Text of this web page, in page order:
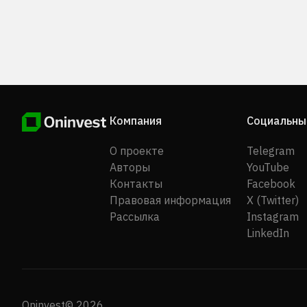
Компания
О проекте
Авторы
Контакты
Правовая информация
Рассылка
Telegram
YouTube
Facebook
X (Twitter)
Instagram
LinkedIn